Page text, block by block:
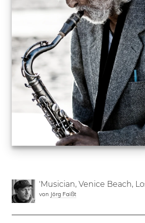
'Musician, Venice Beach,
von Jörg Faißt